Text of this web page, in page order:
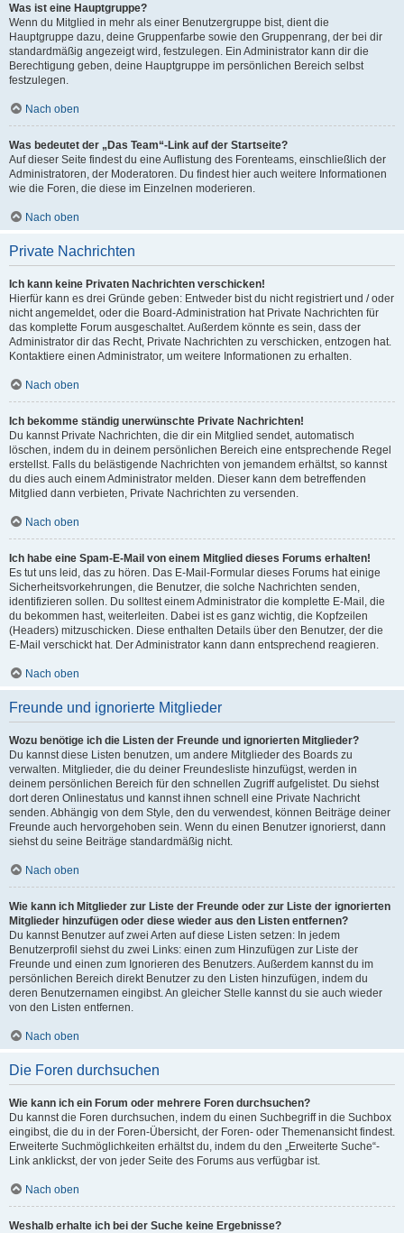
Was ist eine Hauptgruppe?
Wenn du Mitglied in mehr als einer Benutzergruppe bist, dient die
Hauptgruppe dazu, deine Gruppenfarbe sowie den Gruppenrang, der bei dir
standardmäßig angezeigt wird, festzulegen. Ein Administrator kann dir die
Berechtigung geben, deine Hauptgruppe im persönlichen Bereich selbst
festzulegen.
Nach oben
Was bedeutet der „Das Team“-Link auf der Startseite?
Auf dieser Seite findest du eine Auflistung des Forenteams, einschließlich der
Administratoren, der Moderatoren. Du findest hier auch weitere Informationen
wie die Foren, die diese im Einzelnen moderieren.
Nach oben
Private Nachrichten
Ich kann keine Privaten Nachrichten verschicken!
Hierfür kann es drei Gründe geben: Entweder bist du nicht registriert und / oder
nicht angemeldet, oder die Board-Administration hat Private Nachrichten für
das komplette Forum ausgeschaltet. Außerdem könnte es sein, dass der
Administrator dir das Recht, Private Nachrichten zu verschicken, entzogen hat.
Kontaktiere einen Administrator, um weitere Informationen zu erhalten.
Nach oben
Ich bekomme ständig unerwünschte Private Nachrichten!
Du kannst Private Nachrichten, die dir ein Mitglied sendet, automatisch
löschen, indem du in deinem persönlichen Bereich eine entsprechende Regel
erstellst. Falls du belästigende Nachrichten von jemandem erhältst, so kannst
du dies auch einem Administrator melden. Dieser kann dem betreffenden
Mitglied dann verbieten, Private Nachrichten zu versenden.
Nach oben
Ich habe eine Spam-E-Mail von einem Mitglied dieses Forums erhalten!
Es tut uns leid, das zu hören. Das E-Mail-Formular dieses Forums hat einige
Sicherheitsvorkehrungen, die Benutzer, die solche Nachrichten senden,
identifizieren sollen. Du solltest einem Administrator die komplette E-Mail, die
du bekommen hast, weiterleiten. Dabei ist es ganz wichtig, die Kopfzeilen
(Headers) mitzuschicken. Diese enthalten Details über den Benutzer, der die
E-Mail verschickt hat. Der Administrator kann dann entsprechend reagieren.
Nach oben
Freunde und ignorierte Mitglieder
Wozu benötige ich die Listen der Freunde und ignorierten Mitglieder?
Du kannst diese Listen benutzen, um andere Mitglieder des Boards zu
verwalten. Mitglieder, die du deiner Freundesliste hinzufügst, werden in
deinem persönlichen Bereich für den schnellen Zugriff aufgelistet. Du siehst
dort deren Onlinestatus und kannst ihnen schnell eine Private Nachricht
senden. Abhängig von dem Style, den du verwendest, können Beiträge deiner
Freunde auch hervorgehoben sein. Wenn du einen Benutzer ignorierst, dann
siehst du seine Beiträge standardmäßig nicht.
Nach oben
Wie kann ich Mitglieder zur Liste der Freunde oder zur Liste der ignorierten
Mitglieder hinzufügen oder diese wieder aus den Listen entfernen?
Du kannst Benutzer auf zwei Arten auf diese Listen setzen: In jedem
Benutzerprofil siehst du zwei Links: einen zum Hinzufügen zur Liste der
Freunde und einen zum Ignorieren des Benutzers. Außerdem kannst du im
persönlichen Bereich direkt Benutzer zu den Listen hinzufügen, indem du
deren Benutzernamen eingibst. An gleicher Stelle kannst du sie auch wieder
von den Listen entfernen.
Nach oben
Die Foren durchsuchen
Wie kann ich ein Forum oder mehrere Foren durchsuchen?
Du kannst die Foren durchsuchen, indem du einen Suchbegriff in die Suchbox
eingibst, die du in der Foren-Übersicht, der Foren- oder Themenansicht findest.
Erweiterte Suchmöglichkeiten erhältst du, indem du den „Erweiterte Suche“-
Link anklickst, der von jeder Seite des Forums aus verfügbar ist.
Nach oben
Weshalb erhalte ich bei der Suche keine Ergebnisse?